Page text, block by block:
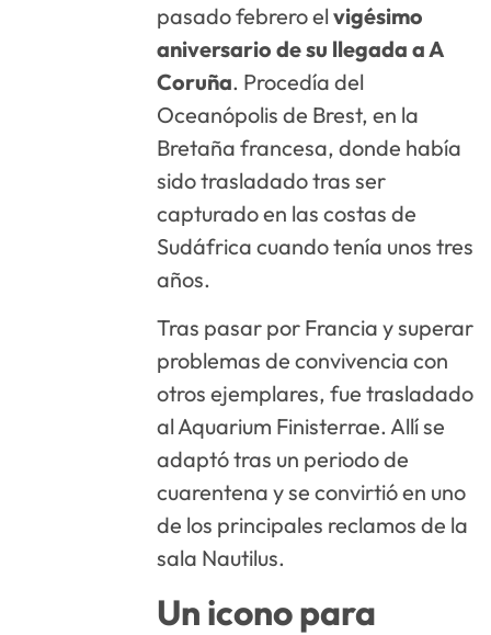
pasado febrero elvigésimo
aniversario de su llegada a A
Coruña. Procedía del
Oceanópolis de Brest, en la
Bretaña francesa, donde había
sido trasladado tras ser
capturado en las costas de
Sudáfrica cuando tenía unos tres
años.
Tras pasar por Francia y superar
problemas de convivencia con
otros ejemplares, fue trasladado
al Aquarium Finisterrae. Allí se
adaptó tras un periodo de
cuarentena y se convirtió en uno
de los principales reclamos de la
sala Nautilus.
Un icono para